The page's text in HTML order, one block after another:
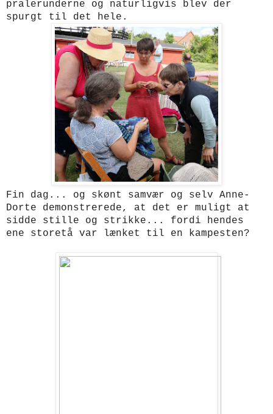
pralerunderne og naturligvis blev der
spurgt til det hele.
Fin dag... og skønt samvær og selv Anne-
Dorte demonstrerede, at det er muligt at
sidde stille og strikke... fordi hendes
ene storetå var lænket til en kampesten?